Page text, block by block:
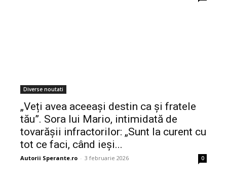
Diverse noutati
„Veți avea aceeași destin ca și fratele
tău”. Sora lui Mario, intimidată de
tovarășii infractorilor: „Sunt la curent cu
tot ce faci, când ieși...
Autorii Sperante.ro - 3 februarie 2026 0